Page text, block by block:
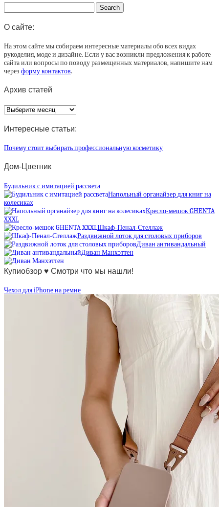
О сайте:
На этом сайте мы собираем интересные материалы обо всех видах
рукоделия, моде и дизайне. Если у вас возникли предложения к работе
сайта или вопросы по поводу размещенных материалов, напишите нам
через форму контактов.
Архив статей
Архив
статей
Интересные статьи:
Почему стоит выбирать профессиональную косметику
Дом-Цветник
Будильник с имитацией рассвета
Напольный органайзер для книг на
колесиках
Кресло-мешок GHENTA
XXXL
Шкаф-Пенал-Стеллаж
Раздвижной лоток для столовых приборов
Диван антивандальный
Диван Манхэттен
Купиобзор ♥ Смотри что мы нашли!
Чехол для iPhone на ремне